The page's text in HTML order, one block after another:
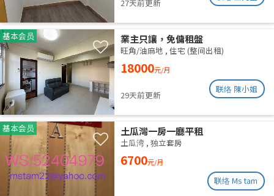
27天前更新
基本会员 業主只讓，免傭租盤
旺角/油麻地 , 住宅 (整间出租)
18000元/月
29天前更新
联络 陳小姐
基本会员 土瓜灣一房一廳平租
土瓜湾 , 独立套房
6700元/月
联络 Ms tam